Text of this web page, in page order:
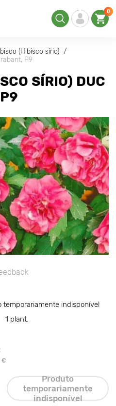
0
(Hibisco sírio)
P9
SÍRIO) DUC
temporariamente indisponível
1 plant.
€
Produto
temporariamente
indisponível